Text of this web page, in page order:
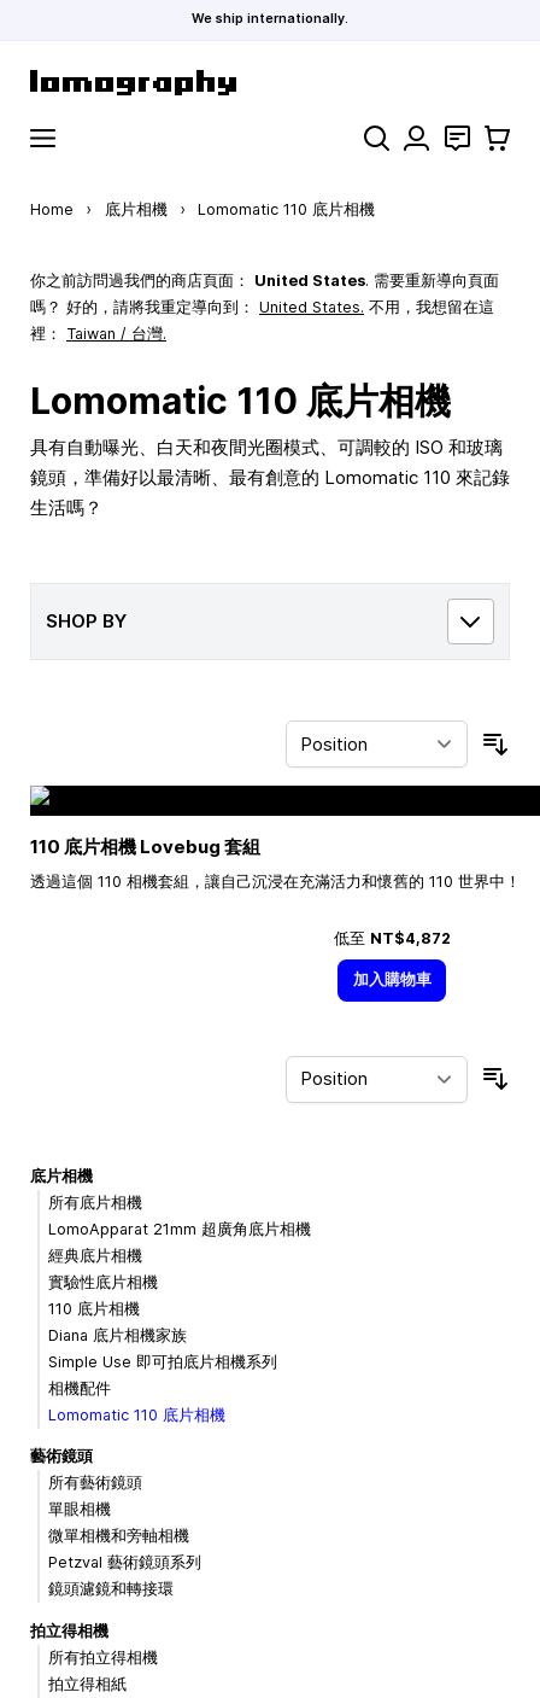
We ship internationally.
Search 聯絡 購物車
Home › 底片相機 › Lomomatic 110 底片相機
你之前訪問過我們的商店頁面： United States. 需要重新導向頁面
嗎？ 好的，請將我重定導向到： United States. 不用，我想留在這
裡： Taiwan / 台灣.
Lomomatic 110 底片相機
具有自動曝光、白天和夜間光圈模式、可調較的 ISO 和玻璃
鏡頭，準備好以最清晰、最有創意的 Lomomatic 110 來記錄
生活嗎？
SHOP BY
110 底片相機 Lovebug 套組
透過這個 110 相機套組，讓自己沉浸在充滿活力和懷舊的 110 世界中！
低至 NT$4,872
加入購物車
底片相機
所有底片相機
LomoApparat 21mm 超廣角底片相機
經典底片相機
實驗性底片相機
110 底片相機
Diana 底片相機家族
Simple Use 即可拍底片相機系列
相機配件
Lomomatic 110 底片相機
藝術鏡頭
所有藝術鏡頭
單眼相機
微單相機和旁軸相機
Petzval 藝術鏡頭系列
鏡頭濾鏡和轉接環
拍立得相機
所有拍立得相機
拍立得相紙